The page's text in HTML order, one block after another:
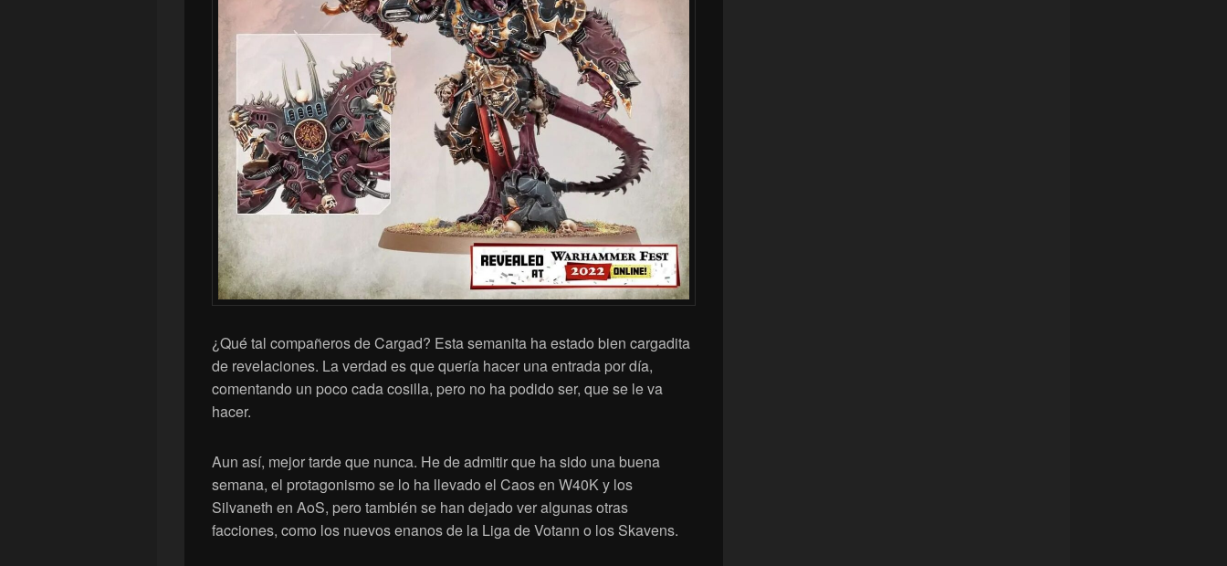
¿Qué tal compañeros de Cargad? Esta semanita ha estado bien cargadita
de revelaciones. La verdad es que quería hacer una entrada por día,
comentando un poco cada cosilla, pero no ha podido ser, que se le va
hacer.
Aun así, mejor tarde que nunca. He de admitir que ha sido una buena
semana, el protagonismo se lo ha llevado el Caos en W40K y los
Silvaneth en AoS, pero también se han dejado ver algunas otras
facciones, como los nuevos enanos de la Liga de Votann o los Skavens.